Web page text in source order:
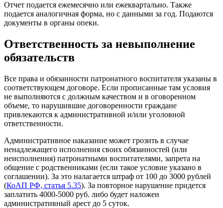
Отчет подается ежемесячно или ежеквартально. Также
подается аналогичная форма, но с данными за год. Подаются
документы в органы опеки.
Ответственность за невыполнение
обязательств
Все права и обязанности патронатного воспитателя указаны в
соответствующем договоре. Если прописанные там условия
не выполняются с должным качеством и в оговоренном
объеме, то нарушившие договоренности граждане
привлекаются к административной и/или уголовной
ответственности.
Административное наказание может грозить в случае
ненадлежащего исполнения своих обязанностей (или
неисполнения) патронатными воспитателями, запрета на
общение с родственниками (если такое условие указано в
соглашении). За это налагается штраф от 100 до 3000 рублей
(КоАП РФ, статья 5.35). За повторное нарушение придется
заплатить 4000-5000 руб. либо будет наложен
административный арест до 5 суток.